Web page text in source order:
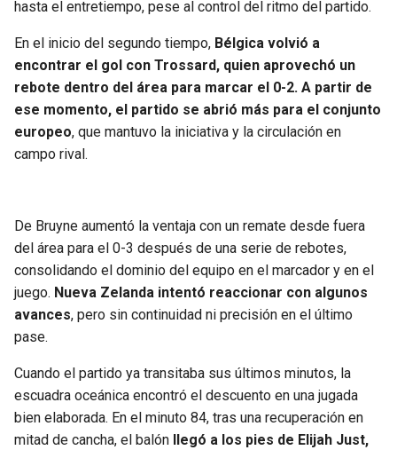
hasta el entretiempo, pese al control del ritmo del partido.
En el inicio del segundo tiempo, Bélgica volvió a
encontrar el gol con Trossard, quien aprovechó un
rebote dentro del área para marcar el 0-2. A partir de
ese momento, el partido se abrió más para el conjunto
europeo, que mantuvo la iniciativa y la circulación en
campo rival.
De Bruyne aumentó la ventaja con un remate desde fuera
del área para el 0-3 después de una serie de rebotes,
consolidando el dominio del equipo en el marcador y en el
juego. Nueva Zelanda intentó reaccionar con algunos
avances, pero sin continuidad ni precisión en el último
pase.
Cuando el partido ya transitaba sus últimos minutos, la
escuadra oceánica encontró el descuento en una jugada
bien elaborada. En el minuto 84, tras una recuperación en
mitad de cancha, el balón
llegó a los pies de Elijah Just,